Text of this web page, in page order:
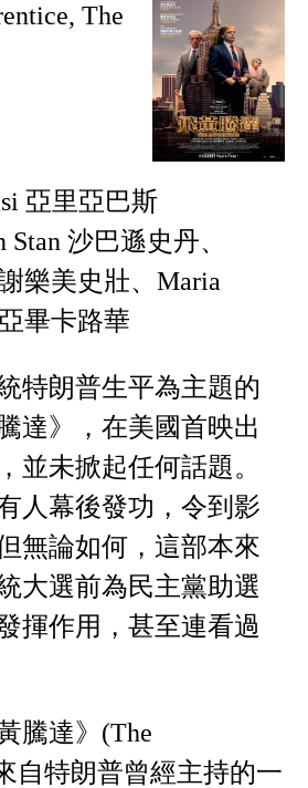
The
亞里亞巴斯
Stan 沙巴遜史丹、
樂美史壯、Maria
畢卡路華
特朗普生平為主題的
達》，在美國首映出
並未掀起任何話題。
人幕後發功，令到影
無論如何，這部本來
大選前為民主黨助選
揮作用，甚至連看過
騰達》(The
自特朗普曾經主持的一